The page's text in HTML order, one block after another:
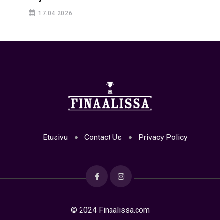
17.04.2026
Etusivu Contact Us Privacy Policy
© 2024 Finaalissa.com